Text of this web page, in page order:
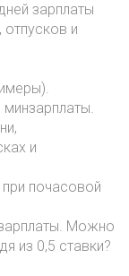
зарплаты
и
и
почасовой
Можно
из 0,5 ставки?